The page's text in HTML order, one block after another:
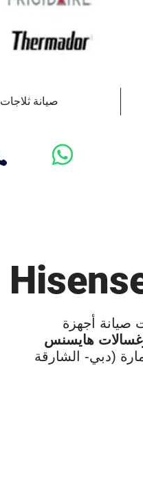
صيانة ثلاجات
صيانة أجهزة
هايسنس
(دبي- الشارقة